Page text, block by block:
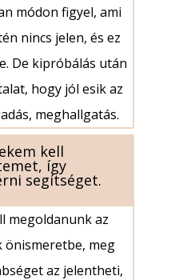
módon figyel, ami
nincs jelen, és ez
De kipróbálás után
hogy jól esik az
meghallgatás.
kell
így
segítséget.
megoldanunk az
meg
az jelentheti,